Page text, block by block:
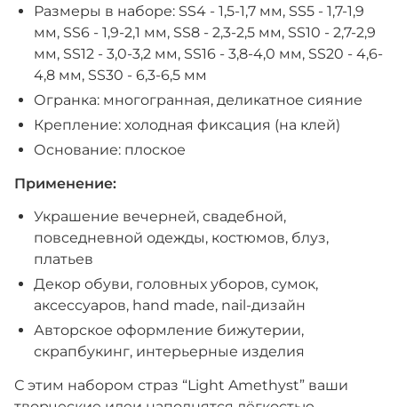
Размеры в наборе: SS4 - 1,5-1,7 мм, SS5 - 1,7-1,9
мм, SS6 - 1,9-2,1 мм, SS8 - 2,3-2,5 мм, SS10 - 2,7-2,9
мм, SS12 - 3,0-3,2 мм, SS16 - 3,8-4,0 мм, SS20 - 4,6-
4,8 мм, SS30 - 6,3-6,5 мм
Огранка: многогранная, деликатное сияние
Крепление: холодная фиксация (на клей)
Основание: плоское
Применение:
Украшение вечерней, свадебной,
повседневной одежды, костюмов, блуз,
платьев
Декор обуви, головных уборов, сумок,
аксессуаров, hand made, nail-дизайн
Авторское оформление бижутерии,
скрапбукинг, интерьерные изделия
С этим набором страз “Light Amethyst” ваши